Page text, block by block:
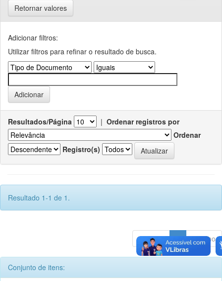
Retornar valores
Adicionar filtros:
Utilizar filtros para refinar o resultado de busca.
Resultados/Página | Ordenar registros por
Ordenar
Registro(s)
Resultado 1-1 de 1.
Anterior 1 Póximo
Conjunto de itens: